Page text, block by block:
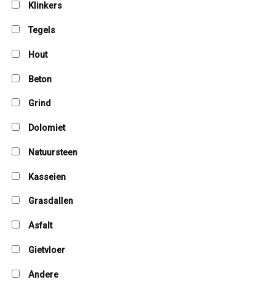
Klinkers
Tegels
Hout
Beton
Grind
Dolomiet
Natuursteen
Kasseien
Grasdallen
Asfalt
Gietvloer
Andere